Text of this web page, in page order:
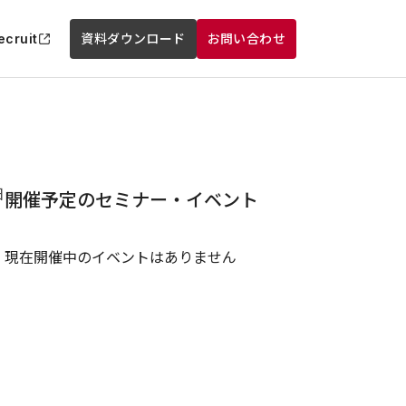
資料ダウンロード お問い合わせ
開催予定のセミナー・イベント
現在開催中のイベントはありません